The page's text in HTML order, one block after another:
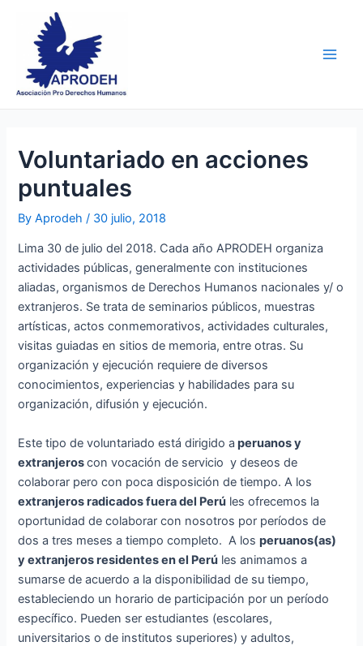
content
Voluntariado en acciones
puntuales
ByAprodeh/ 30 julio, 2018
Lima 30 de julio del 2018. Cada año APRODEH organiza
actividades públicas, generalmente con instituciones
aliadas, organismos de Derechos Humanos nacionales y/ o
extranjeros. Se trata de seminarios públicos, muestras
artísticas, actos conmemorativos, actividades culturales,
visitas guiadas en sitios de memoria, entre otras. Su
organización y ejecución requiere de diversos
conocimientos, experiencias y habilidades para su
organización, difusión y ejecución.
Este tipo de voluntariado está dirigido a peruanos y
extranjeroscon vocación de servicio y deseos de
colaborar pero con poca disposición de tiempo. A los
extranjeros radicados fuera del Perú les ofrecemos la
oportunidad de colaborar con nosotros por períodos de
dos a tres meses a tiempo completo. A losperuanos(as)
y extranjeros residentes en el Perú les animamos a
sumarse de acuerdo a la disponibilidad de su tiempo,
estableciendo un horario de participación por un período
específico. Pueden ser estudiantes (escolares,
universitarios o de institutos superiores) y adultos,
navigation